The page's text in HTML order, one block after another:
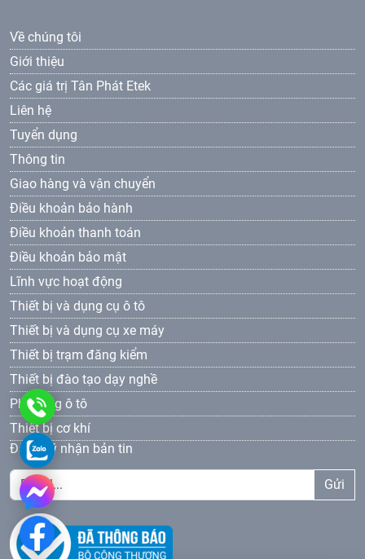
Về chúng tôi
Giới thiệu
Các giá trị Tân Phát Etek
Liên hệ
Tuyển dụng
Thông tin
Giao hàng và vận chuyển
Điều khoản bảo hành
Điều khoản thanh toán
Điều khoản bảo mật
Lĩnh vực hoạt động
Thiết bị và dụng cụ ô tô
Thiết bị và dụng cụ xe máy
Thiết bị trạm đăng kiểm
Thiết bị đào tạo dạy nghề
Phụ tùng ô tô
Thiết bị cơ khí
Đăng ký nhận bản tin
Gửi
0961
69
81
0961693381